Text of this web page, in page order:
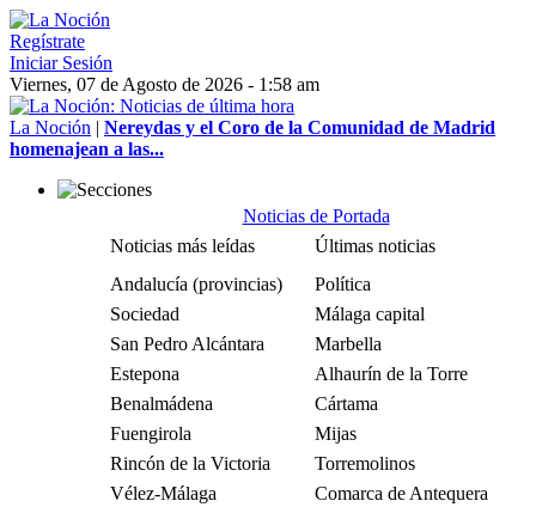
Regístrate
Iniciar Sesión
Viernes, 07 de Agosto de 2026 - 1:58 am
La Noción | Nereydas y el Coro de la Comunidad de Madrid
homenajean a las...
Noticias de Portada
Noticias más leídas
Últimas noticias
Andalucía (provincias)
Política
Sociedad
Málaga capital
San Pedro Alcántara
Marbella
Estepona
Alhaurín de la Torre
Benalmádena
Cártama
Fuengirola
Mijas
Rincón de la Victoria
Torremolinos
Vélez-Málaga
Comarca de Antequera